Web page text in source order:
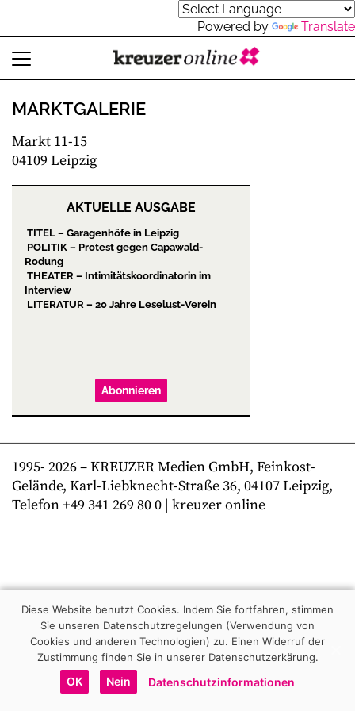
Powered by Translate
MARKTGALERIE
Markt 11-15
04109 Leipzig
AKTUELLE AUSGABE
TITEL – Garagenhöfe in Leipzig
POLITIK – Protest gegen Capawald-
Rodung
THEATER – Intimitätskoordinatorin im
Interview
LITERATUR – 20 Jahre Leselust-Verein
Abonnieren
1995- 2026– KREUZER Medien GmbH, Feinkost-
Gelände, Karl-Liebknecht-Straße 36, 04107 Leipzig,
Telefon +49 341 269 80 0 | kreuzer online
Diese Website benutzt Cookies. Indem Sie fortfahren, stimmen
Sie unseren Datenschutzregelungen (Verwendung von
Cookies und anderen Technologien) zu. Einen Widerruf der
Zustimmung finden Sie in unserer Datenschutzerkärung.
OK Nein Datenschutzinformationen